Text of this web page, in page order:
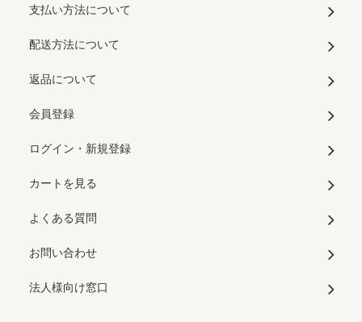
支払い方法について
配送方法について
返品について
会員登録
ログイン・新規登録
カートを見る
よくある質問
お問い合わせ
法人様向け窓口